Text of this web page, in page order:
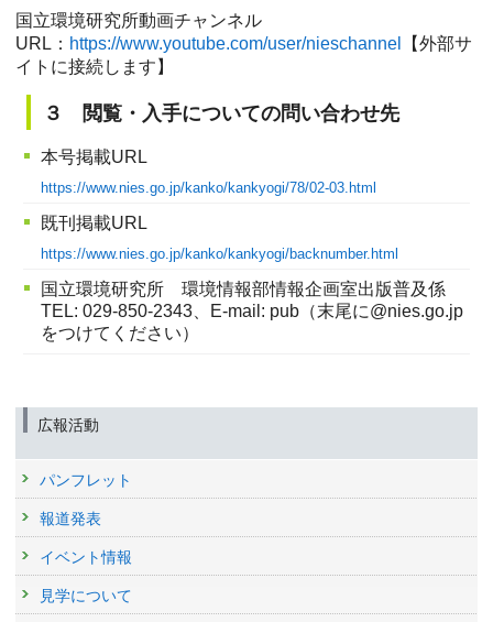
国立環境研究所動画チャンネル
URL： https://www.youtube.com/user/nieschannel
【外部サ
イトに接続します】
３ 閲覧・入手についての問い合わせ先
本号掲載URL
https://www.nies.go.jp/kanko/kankyogi/78/02-03.html
既刊掲載URL
https://www.nies.go.jp/kanko/kankyogi/backnumber.html
国立環境研究所 環境情報部情報企画室出版普及係
TEL: 029-850-2343、E-mail: pub（末尾に@nies.go.jp
をつけてください）
広報活動
パンフレット
報道発表
イベント情報
見学について